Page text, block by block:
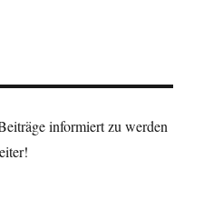
informiert zu werden